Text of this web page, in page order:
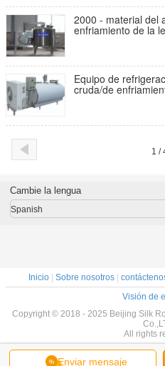
2000 - material del
enfriamiento de la
Equipo de
cruda/de
1 /
Enviar mensaje
Cambie la lengua
Spanish
Inicio Sobre nosotros
Visión de
Copyright © 2018 - 2025 Beijing Silk
All rights